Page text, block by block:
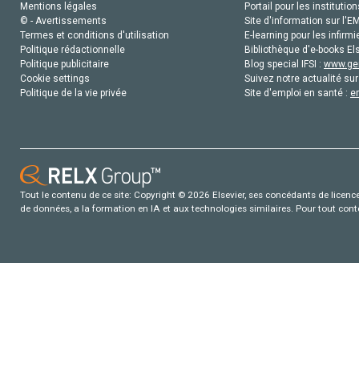
Mentions légales
© - Avertissements
Termes et conditions d'utilisation
Politique rédactionnelle
Politique publicitaire
Cookie settings
Politique de la vie privée
Portail pour les
Site d'information sur
E-learning pour les
Bibliothèque d'e-books
Blog special IFSI :
Suivez notre actualité
Site d'emploi en santé :
Tout le contenu de ce site: Copyright © 2026 Elsevier, ses concédants de
de données, a la formation en IA et aux technologies similaires. Pour tout